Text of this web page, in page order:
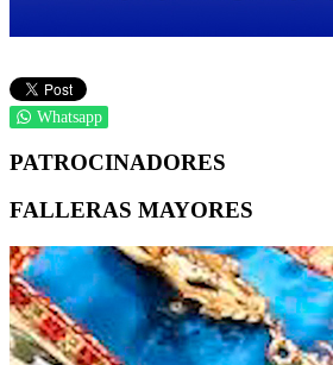
Whatsapp
PATROCINADORES
FALLERAS MAYORES